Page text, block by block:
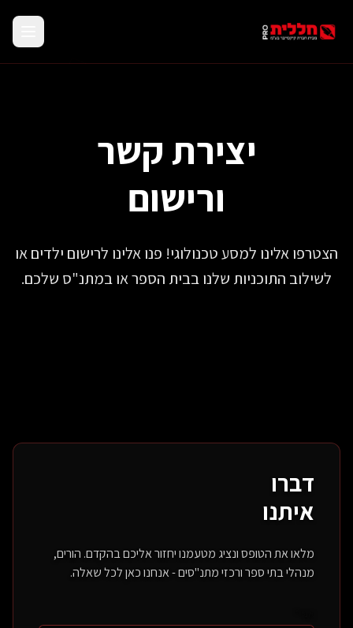
010110101
יצירת קשר
ורישום
הצטרפו אלינו למסע טכנולוגי! פנו אלינו לרישום ילדים או
לשילוב התוכניות שלנו בבית הספר או במתנ"ס שלכם.
דברו
איתנו
מלאו את הטופס ונציג מטעמנו יחזור אליכם בהקדם. הורים,
מנהלי בתי ספר ורכזי מתנ"סים - אנחנו כאן לכל שאלה.